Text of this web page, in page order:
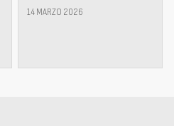
14 MARZO 2026